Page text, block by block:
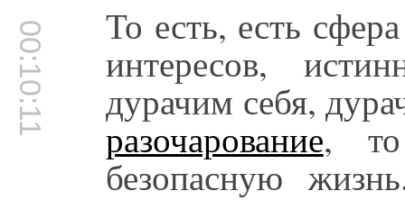
00:10:11 То есть, есть
интересов,
дурачим себя,
разочарование,
безопасную